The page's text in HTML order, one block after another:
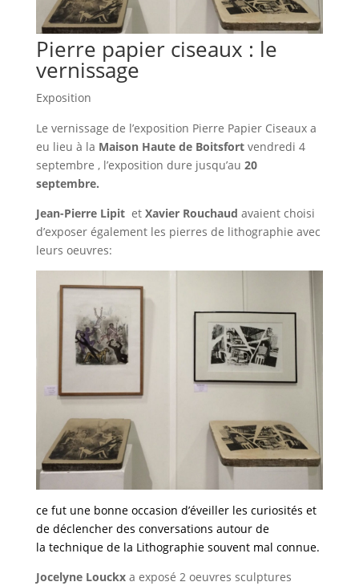
Pierre papier ciseaux : le
vernissage
Exposition
Le vernissage de l’exposition Pierre Papier Ciseaux a
eu lieu à la Maison Haute de Boitsfort vendredi 4
septembre , l’exposition dure jusqu’au 20
septembre.
Jean-Pierre Lipitet Xavier Rouchaud avaient choisi
d’exposer également les pierres de lithographie avec
leurs oeuvres:
ce fut une bonne occasion d’éveiller les curiosités et
de déclencher des conversations autour de
la technique de la Lithographie souvent mal connue.
Jocelyne Louckxa exposé 2 oeuvres sculptures